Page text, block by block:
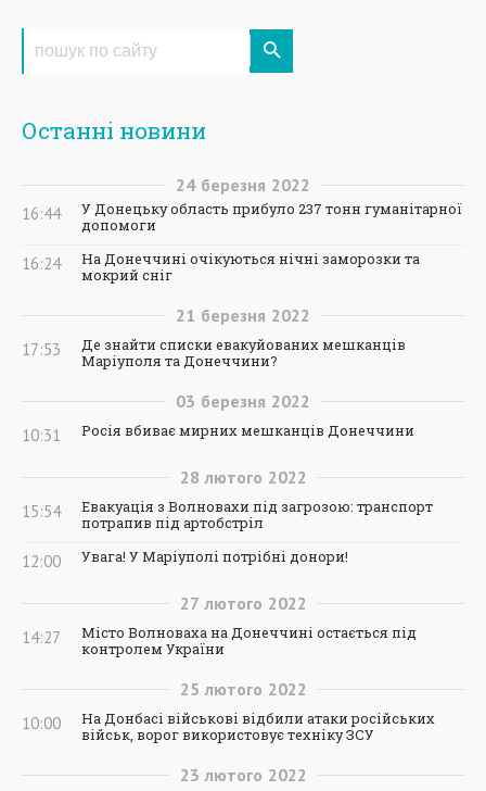
Останні новини
24 березня 2022
16:44
У Донецьку область прибуло 237 тонн гуманітарної
допомоги
16:24
На Донеччині очікуються нічні заморозки та
мокрий сніг
21 березня 2022
17:53
Де знайти списки евакуйованих мешканців
Маріуполя та Донеччини?
03 березня 2022
10:31 Росія вбиває мирних мешканців Донеччини
28 лютого 2022
15:54
Евакуація з Волновахи під загрозою: транспорт
потрапив під артобстріл
12:00 Увага! У Маріуполі потрібні донори!
27 лютого 2022
14:27
Місто Волноваха на Донеччині остається під
контролем України
25 лютого 2022
10:00
На Донбасі військові відбили атаки російських
військ, ворог використовує техніку ЗСУ
23 лютого 2022